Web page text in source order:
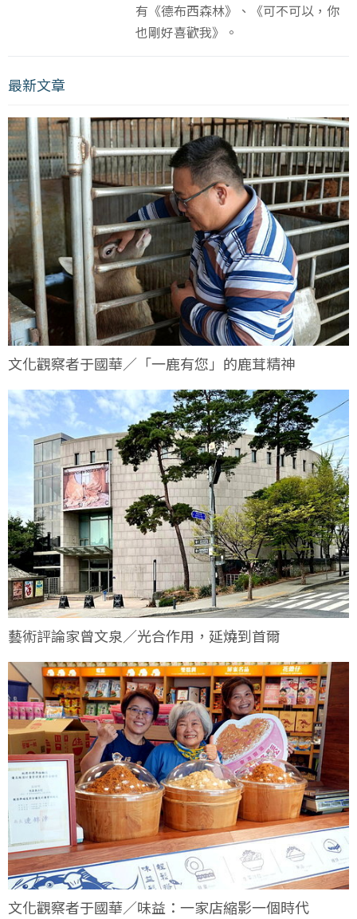
有《德布西森林》、《可不可以，你
也剛好喜歡我》。
最新文章
文化觀察者于國華／「一鹿有您」的鹿茸精神
藝術評論家曾文泉／光合作用，延燒到首爾
文化觀察者于國華／味益：一家店縮影一個時代